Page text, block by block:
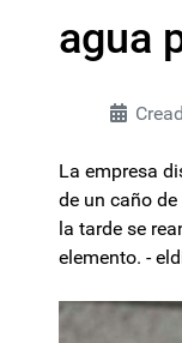
agua
La empresa
de un caño
la tarde se
elemento. -